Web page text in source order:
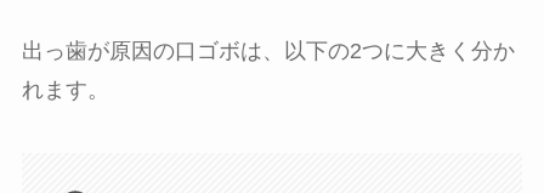
出っ歯が原因の口ゴボは、以下の2つに大きく分か
れます。